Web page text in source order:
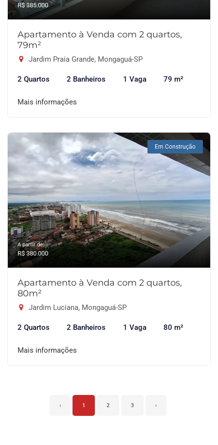
R$ 385.000
Apartamento à Venda com 2 quartos,
79m²
Jardim Praia Grande, Mongaguá-SP
2 Quartos 2 Banheiros 1 Vaga 79 m²
Mais informações
Em Construção
A partir de:
R$ 380.000
Apartamento à Venda com 2 quartos,
80m²
Jardim Luciana, Mongaguá-SP
2 Quartos 2 Banheiros 1 Vaga 80 m²
Mais informações
‹ 1 2 3 ›